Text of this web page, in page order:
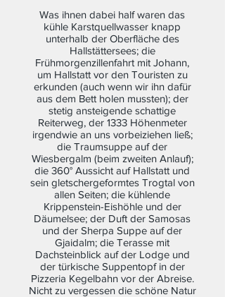
Was ihnen dabei half waren das
kühle Karstquellwasser knapp
unterhalb der Oberfläche des
Hallstättersees; die
Frühmorgenzillenfahrt mit Johann,
um Hallstatt vor den Touristen zu
erkunden (auch wenn wir ihn dafür
aus dem Bett holen mussten); der
stetig ansteigende schattige
Reiterweg, der 1333 Höhenmeter
irgendwie an uns vorbeiziehen ließ;
die Traumsuppe auf der
Wiesbergalm (beim zweiten Anlauf);
die 360° Aussicht auf Hallstatt und
sein gletschergeformtes Trogtal von
allen Seiten; die kühlende
Krippenstein-Eishöhle und der
Däumelsee; der Duft der Samosas
und der Sherpa Suppe auf der
Gjaidalm; die Terasse mit
Dachsteinblick auf der Lodge und
der türkische Suppentopf in der
Pizzeria Kegelbahn vor der Abreise.
Nicht zu vergessen die schöne Natur